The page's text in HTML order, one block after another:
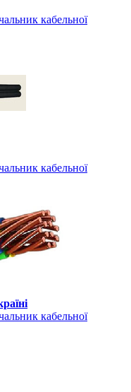
кабельної
кабельної
кабельної